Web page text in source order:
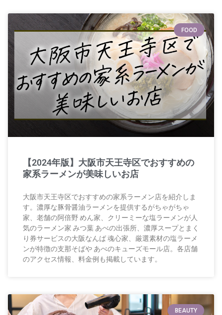
FOOD
【2024年版】大阪市天王寺区でおすすめの
家系ラーメンが美味しいお店
大阪市天王寺区でおすすめの家系ラーメン店を紹介しま
す。濃厚な豚骨醤油ラーメンを提供するがちゃがちゃ
家、老舗の阿倍野 めん家、クリーミーな塩ラーメンが人
気のラーメン家 みつ葉 あべの出張所、濃厚スープとまく
り券サービスの大阪なんば 魂心家、厳選素材の塩ラーメ
ンが特徴の支那そばや あべのキューズモール店。各店舗
のアクセス情報、料金例も掲載しています。
BEAUTY